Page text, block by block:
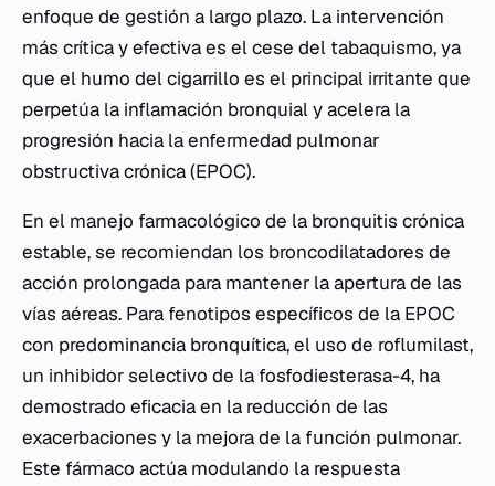
enfoque de gestión a largo plazo. La intervención
más crítica y efectiva es el cese del tabaquismo, ya
que el humo del cigarrillo es el principal irritante que
perpetúa la inflamación bronquial y acelera la
progresión hacia la enfermedad pulmonar
obstructiva crónica (EPOC).
En el manejo farmacológico de la bronquitis crónica
estable, se recomiendan los broncodilatadores de
acción prolongada para mantener la apertura de las
vías aéreas. Para fenotipos específicos de la EPOC
con predominancia bronquítica, el uso de roflumilast,
un inhibidor selectivo de la fosfodiesterasa-4, ha
demostrado eficacia en la reducción de las
exacerbaciones y la mejora de la función pulmonar.
Este fármaco actúa modulando la respuesta